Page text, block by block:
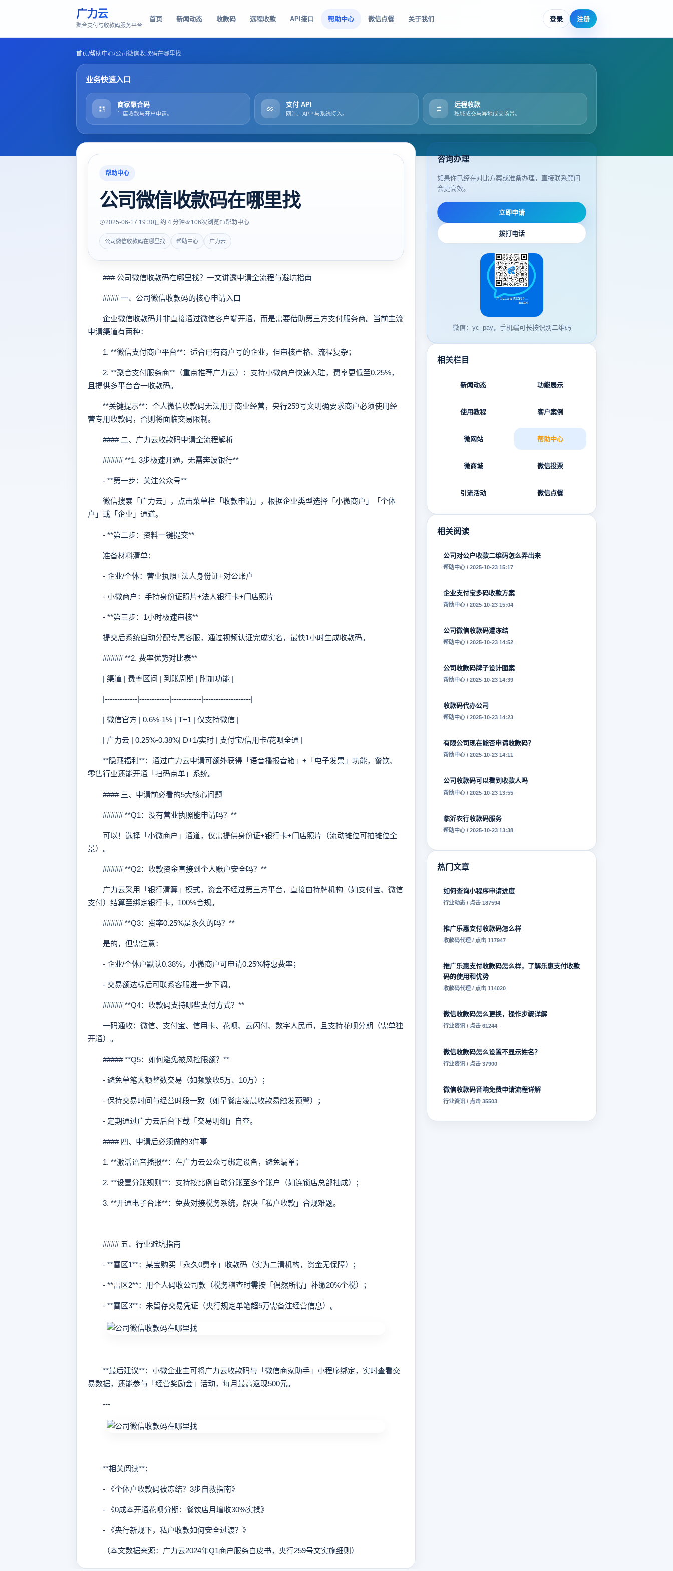
广力云
聚合支付与收款码服务平台
首页 新闻动态 收款码 远程收款 API接口 帮助中心 微信点餐 关于我们 登录 注册
首页/帮助中心/公司微信收款码在哪里找
业务快速入口
商家聚合码
门店收款与开户申请。
支付 API
网站、APP 与系统接入。
远程收款
私域成交与异地成交场景。
帮助中心
公司微信收款码在哪里找
2025-06-17 19:30 约 4 分钟 106次浏览 帮助中心
公司微信收款码在哪里找 帮助中心 广力云
### 公司微信收款码在哪里找？一文讲透申请全流程与避坑指南
#### 一、公司微信收款码的核心申请入口
企业微信收款码并非直接通过微信客户端开通，而是需要借助第三方支付服务商。当前主流
申请渠道有两种：
1. **微信支付商户平台**：适合已有商户号的企业，但审核严格、流程复杂；
2. **聚合支付服务商**（重点推荐广力云）：支持小微商户快速入驻，费率更低至0.25%，
且提供多平台合一收款码。
**关键提示**：个人微信收款码无法用于商业经营，央行259号文明确要求商户必须使用经
营专用收款码，否则将面临交易限制。
#### 二、广力云收款码申请全流程解析
##### **1. 3步极速开通，无需奔波银行**
- **第一步：关注公众号**
微信搜索「广力云」，点击菜单栏「收款申请」，根据企业类型选择「小微商户」「个体
户」或「企业」通道。
- **第二步：资料一键提交**
准备材料清单：
- 企业/个体：营业执照+法人身份证+对公账户
- 小微商户：手持身份证照片+法人银行卡+门店照片
- **第三步：1小时极速审核**
提交后系统自动分配专属客服，通过视频认证完成实名，最快1小时生成收款码。
##### **2. 费率优势对比表**
| 渠道 | 费率区间 | 到账周期 | 附加功能 |
|-------------|------------|------------|-------------------|
| 微信官方 | 0.6%-1% | T+1 | 仅支持微信 |
| 广力云 | 0.25%-0.38%| D+1/实时 | 支付宝/信用卡/花呗全通 |
**隐藏福利**：通过广力云申请可额外获得「语音播报音箱」+「电子发票」功能，餐饮、
零售行业还能开通「扫码点单」系统。
#### 三、申请前必看的5大核心问题
##### **Q1：没有营业执照能申请吗？**
可以！选择「小微商户」通道，仅需提供身份证+银行卡+门店照片（流动摊位可拍摊位全
景）。
##### **Q2：收款资金直接到个人账户安全吗？**
广力云采用「银行清算」模式，资金不经过第三方平台，直接由持牌机构（如支付宝、微信
支付）结算至绑定银行卡，100%合规。
##### **Q3：费率0.25%是永久的吗？**
是的，但需注意：
- 企业/个体户默认0.38%，小微商户可申请0.25%特惠费率；
- 交易额达标后可联系客服进一步下调。
##### **Q4：收款码支持哪些支付方式？**
一码通收：微信、支付宝、信用卡、花呗、云闪付、数字人民币，且支持花呗分期（需单独
开通）。
##### **Q5：如何避免被风控限额？**
- 避免单笔大额整数交易（如频繁收5万、10万）；
- 保持交易时间与经营时段一致（如早餐店凌晨收款易触发预警）；
- 定期通过广力云后台下载「交易明细」自查。
#### 四、申请后必须做的3件事
1. **激活语音播报**：在广力云公众号绑定设备，避免漏单；
2. **设置分账规则**：支持按比例自动分账至多个账户（如连锁店总部抽成）；
3. **开通电子台账**：免费对接税务系统，解决「私户收款」合规难题。
#### 五、行业避坑指南
- **雷区1**：某宝购买「永久0费率」收款码（实为二清机构，资金无保障）；
- **雷区2**：用个人码收公司款（税务稽查时需按「偶然所得」补缴20%个税）；
- **雷区3**：未留存交易凭证（央行规定单笔超5万需备注经营信息）。
**最后建议**：小微企业主可将广力云收款码与「微信商家助手」小程序绑定，实时查看交
易数据，还能参与「经营奖励金」活动，每月最高返现500元。
---
**相关阅读**：
- 《个体户收款码被冻结？3步自救指南》
- 《0成本开通花呗分期：餐饮店月增收30%实操》
- 《央行新规下，私户收款如何安全过渡？》
（本文数据来源：广力云2024年Q1商户服务白皮书，央行259号文实施细则）
咨询办理
如果你已经在对比方案或准备办理，直接联系顾问
会更高效。
立即申请
拨打电话
微信：yc_pay，手机端可长按识别二维码
相关栏目
新闻动态 功能展示
使用教程 客户案例
微网站 帮助中心
微商城 微信投票
引流活动 微信点餐
相关阅读
公司对公户收款二维码怎么弄出来
帮助中心 / 2025-10-23 15:17
企业支付宝多码收款方案
帮助中心 / 2025-10-23 15:04
公司微信收款码遭冻结
帮助中心 / 2025-10-23 14:52
公司收款码牌子设计图案
帮助中心 / 2025-10-23 14:39
收款码代办公司
帮助中心 / 2025-10-23 14:23
有限公司现在能否申请收款码？
帮助中心 / 2025-10-23 14:11
公司收款码可以看到收款人吗
帮助中心 / 2025-10-23 13:55
临沂农行收款码服务
帮助中心 / 2025-10-23 13:38
热门文章
如何查询小程序申请进度
行业动态 / 点击 187594
推广乐惠支付收款码怎么样
收款码代理 / 点击 117947
推广乐惠支付收款码怎么样，了解乐惠支付收款
码的使用和优势
收款码代理 / 点击 114020
微信收款码怎么更换，操作步骤详解
行业资讯 / 点击 61244
微信收款码怎么设置不显示姓名？
行业资讯 / 点击 37900
微信收款码音响免费申请流程详解
行业资讯 / 点击 35503